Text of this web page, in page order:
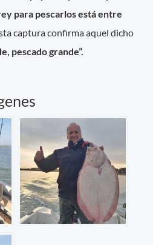
para pescarlos está entre
captura confirma aquel dicho
pescado grande”.